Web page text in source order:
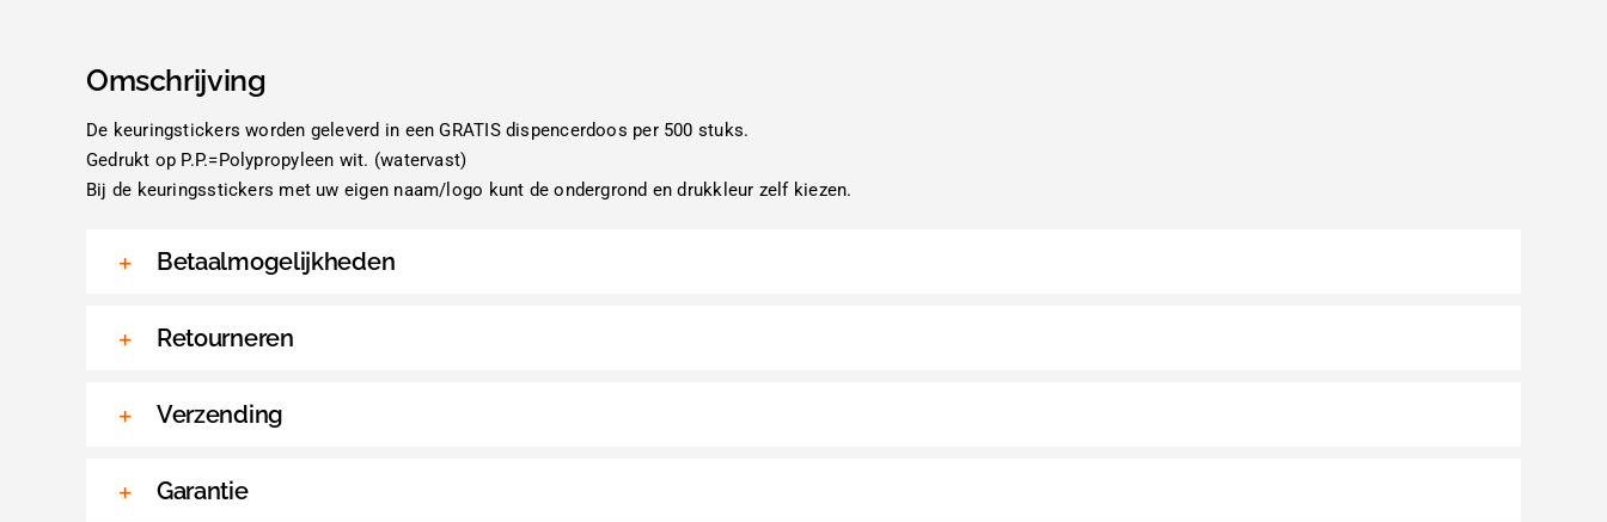
Omschrijving
De keuringstickers worden geleverd in een GRATIS dispencerdoos per 500 stuks.
Gedrukt op P.P.=Polypropyleen wit. (watervast)
Bij de keuringsstickers met uw eigen naam/logo kunt de ondergrond en drukkleur zelf kiezen.
Betaalmogelijkheden
Retourneren
Verzending
Garantie